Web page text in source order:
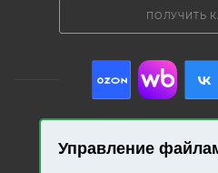
Управление
ПОЛУЧИТЬ
2026 © «Промресурс».